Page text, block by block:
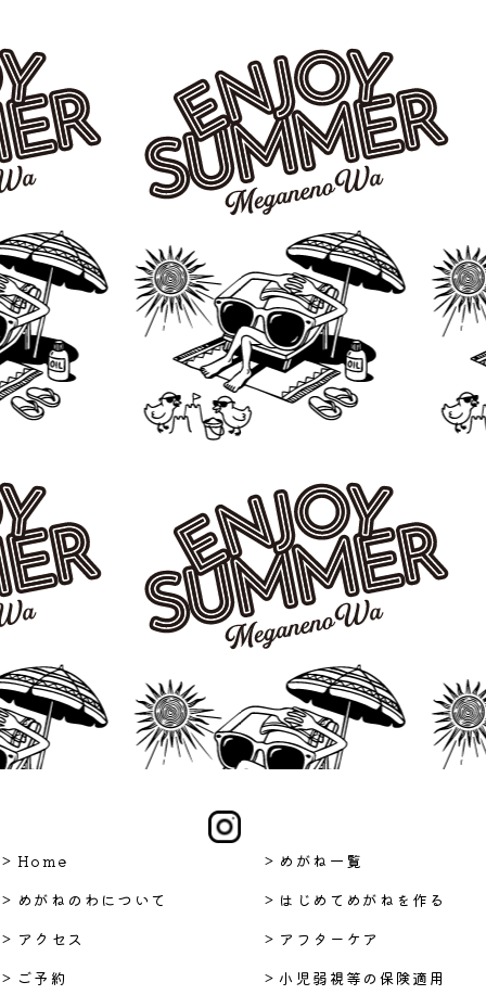
> Home
> めがねのわについて
> アクセス
> ご予約
> めがね一覧
> はじめてめがねを作る
> アフターケア
> 小児弱視等の保険適用